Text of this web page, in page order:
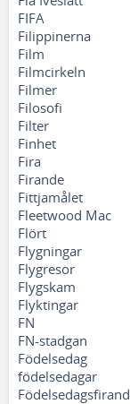
FIFA
Filippinerna
Film
Filmcirkeln
Filmer
Filosofi
Filter
Finhet
Fira
Firande
Fittjamålet
Fleetwood Mac
Flört
Flygningar
Flygresor
Flygskam
Flyktingar
FN
FN-stadgan
Födelsedag
födelsedagar